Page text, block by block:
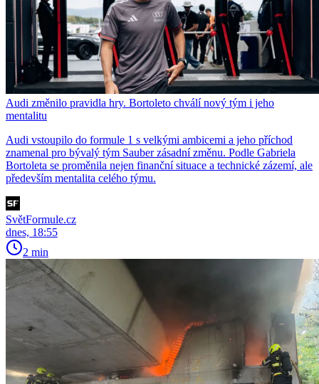
Audi změnilo pravidla hry. Bortoleto chválí nový tým i jeho
mentalitu
Audi vstoupilo do formule 1 s velkými ambicemi a jeho příchod
znamenal pro bývalý tým Sauber zásadní změnu. Podle Gabriela
Bortoleta se proměnila nejen finanční situace a technické zázemí, ale
především mentalita celého týmu.
SvětFormule.cz
dnes, 18:55
2 min